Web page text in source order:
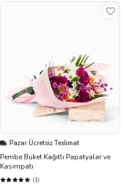
Pazar Ücretsiz Teslimat
Pembe Buket Kağıtlı Papatyalar ve
Kasımpatı
(1)